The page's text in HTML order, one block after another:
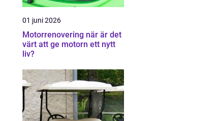
01 juni 2026
Motorrenovering när är det
värt att ge motorn ett nytt
liv?